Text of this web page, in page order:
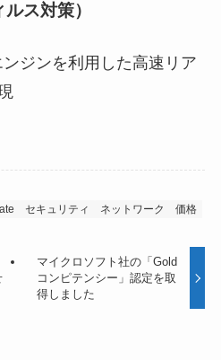
ス対策）
ジンを利用した高速リア
セキュリティ ネットワーク 価格
マイクロソフト社の「Gold
コンピテンシー」認定を取
得しました